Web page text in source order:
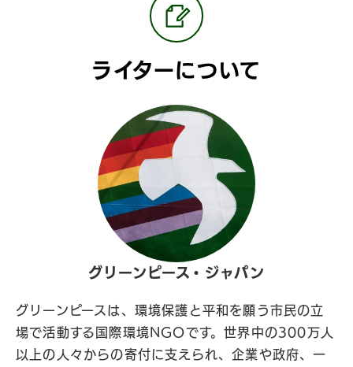
ライターについて
グリーンピース・ジャパン
グリーンピースは、環境保護と平和を願う市民の立
場で活動する国際環境NGOです。世界中の300万人
以上の人々からの寄付に支えられ、企業や政府、一